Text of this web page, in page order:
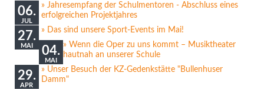
06.
JUL
Jahresempfang der Schulmentoren - Abschluss eines
erfolgreichen Projektjahres
27.
MAI
Das sind unsere Sport-Events im Mai!
04.
MAI
Wenn die Oper zu uns kommt – Musiktheater
hautnah an unserer Schule
29.
APR
Unser Besuch der KZ-Gedenkstätte "Bullenhuser
Damm"